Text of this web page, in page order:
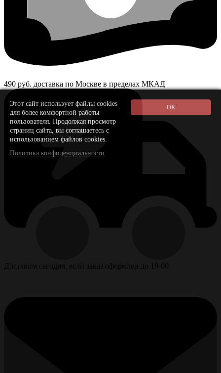
490 руб. доставка по Москве в пределах МКАД
Доставим сегодня, если заказ оформлен до 19-00
Этот сайт использует файлы cookies
для более комфортной работы
пользователя. Продолжая просмотр
страниц сайта, вы соглашаетесь с
использованием файлов cookies.
Политика конфиденциальности